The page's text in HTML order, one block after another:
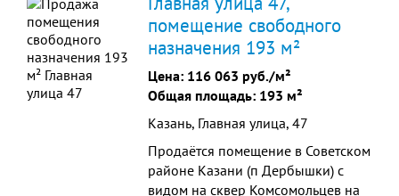
площадь 271,1 м2. Черновая
отделка. Высота потолков 4 м. Два
входа с пандусом и входной
группой. Все коммуникации:
электричество, отопление, вода,
кан...
помещение свободного
назначения 193 м²
Цена: 116 063 руб./м²
Общая площадь: 193 м²
Казань, Главная улица, 47
Продаётся помещение в Советском
районе Казани (п Дербышки) с
видом на сквер Комсомольцев на